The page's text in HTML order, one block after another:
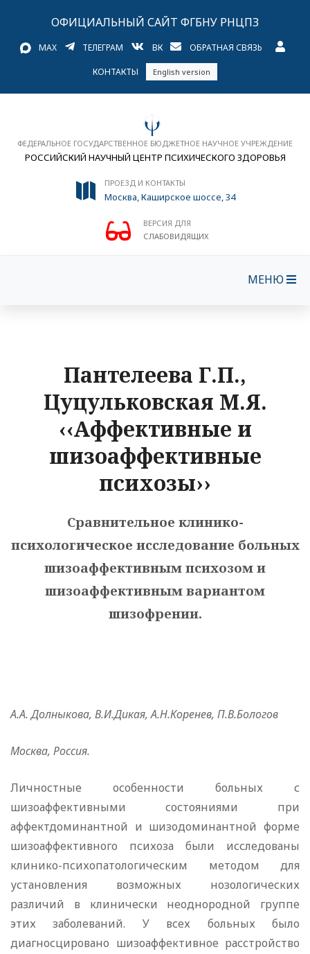
ОФИЦИАЛЬНЫЙ САЙТ ФГБНУ РНЦПЗ
MAX ТЕЛЕГРАМ ВК ОБРАТНАЯ СВЯЗЬ
КОНТАКТЫ English version
ФЕДЕРАЛЬНОЕ ГОСУДАРСТВЕННОЕ БЮДЖЕТНОЕ НАУЧНОЕ УЧРЕЖДЕНИЕ
РОССИЙСКИЙ НАУЧНЫЙ ЦЕНТР ПСИХИЧЕСКОГО ЗДОРОВЬЯ
ПРОЕЗД И КОНТАКТЫ
Москва, Каширское шоссе, 34
ВЕРСИЯ ДЛЯ
СЛАБОВИДЯЩИХ
МЕНЮ
Пантелеева Г.П.,
Цуцульковская М.Я.
‹‹Аффективные и
шизоаффективные
психозы››
Сравнительное клинико-
психологическое исследование больных
шизоаффективным психозом и
шизоаффективным вариантом
шизофрении.
А.А. Долныкова, В.И.Дикая, А.Н.Коренев, П.В.Бологов
Москва, Россия.
Личностные особенности больных с
шизоаффективными состояниями при
аффектдоминантной и шизодоминантной форме
шизоаффективного психоза были исследованы
клинико-психопатологическим методом для
установления возможных нозологических
различий в клинически неоднородной группе
этих заболеваний. У всех больных было
диагносцировано шизоаффективное расстройство